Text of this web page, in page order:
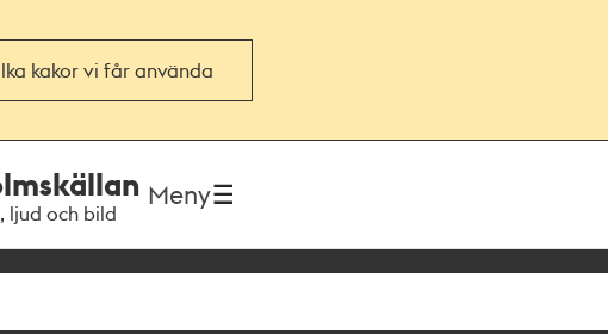
kakor vi får använda
ljud och bild
Meny